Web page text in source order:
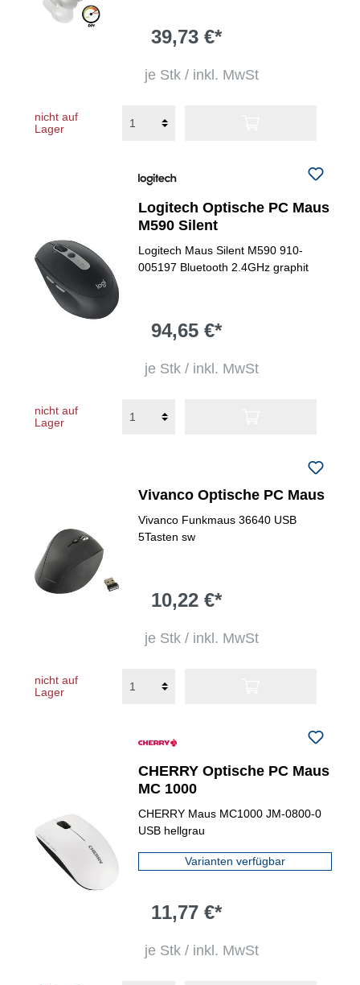
39,73 €*
je Stk / inkl. MwSt
nicht auf
Lager
Logitech Optische PC Maus
M590 Silent
Logitech Maus Silent M590 910-
005197 Bluetooth 2.4GHz graphit
94,65 €*
je Stk / inkl. MwSt
nicht auf
Lager
Vivanco Optische PC Maus
Vivanco Funkmaus 36640 USB
5Tasten sw
10,22 €*
je Stk / inkl. MwSt
nicht auf
Lager
CHERRY Optische PC Maus
MC 1000
CHERRY Maus MC1000 JM-0800-0
USB hellgrau
Varianten verfügbar
11,77 €*
je Stk / inkl. MwSt